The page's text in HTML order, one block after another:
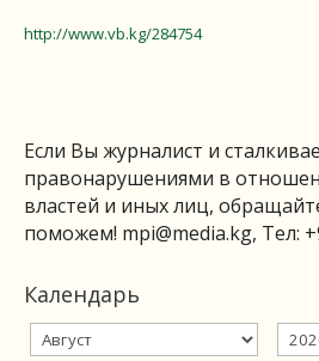
http://www.vb.kg/284754
Если Вы журналист и
правонарушениями в
властей и иных лиц,
поможем! mpi@media.kg, Тел:
Календарь